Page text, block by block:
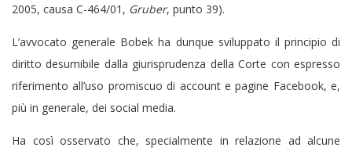
2005, causa C-464/01, Gruber, punto 39).
L’avvocato generale Bobek ha dunque sviluppato il principio di
diritto desumibile dalla giurisprudenza della Corte con espresso
riferimento all’uso promiscuo di account e pagine Facebook, e,
più in generale, dei social media.
Ha così osservato che, specialmente in relazione ad alcune